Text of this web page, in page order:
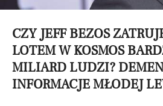
CZY JEFF BEZOS
LOTEM W KOSMOS
MILIARD LUDZI?
INFORMACJE MŁODEJ